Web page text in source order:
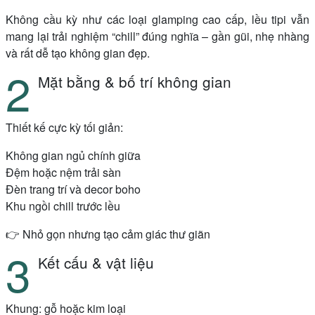
Không cầu kỳ như các loại glamping cao cấp, lều tipi vẫn
mang lại trải nghiệm “chill” đúng nghĩa – gần gũi, nhẹ nhàng
và rất dễ tạo không gian đẹp.
Mặt bằng & bố trí không gian
Thiết kế cực kỳ tối giản:
Không gian ngủ chính giữa
Đệm hoặc nệm trải sàn
Đèn trang trí và decor boho
Khu ngồi chill trước lều
👉 Nhỏ gọn nhưng tạo cảm giác thư giãn
Kết cấu & vật liệu
Khung: gỗ hoặc kim loại